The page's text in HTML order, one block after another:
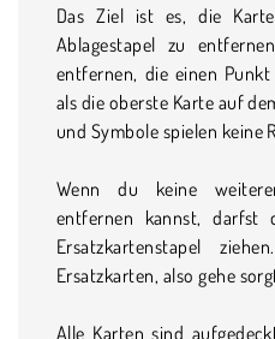
Das Ziel ist es, die
Ablagestapel zu
entfernen, die einen
als die oberste Karte auf
und Symbole spielen keine
Wenn du keine
entfernen kannst, darfst
Ersatzkartenstapel
Ersatzkarten, also gehe
Alle Karten sind